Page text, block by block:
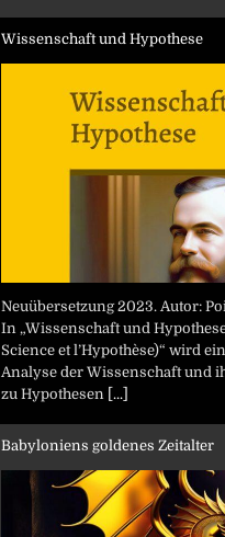
Wissenschaft und Hypothese
Neuübersetzung 2023. Autor:
In „Wissenschaft und
Science et l’Hypothèse)“ wird
Analyse der Wissenschaft und
zu Hypothesen [...]
Babyloniens goldenes Zeitalter